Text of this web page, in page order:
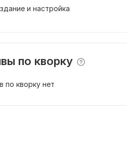
и настройка
по кворку
по кворку нет